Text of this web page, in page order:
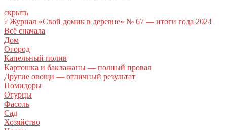
скрыть
? Журнал «Свой домик в деревне» № 67 — итоги года 2024
Всё сначала
Дом
Огород
Капельный полив
Картошка и баклажаны — полный провал
Другие овощи — отличный результат
Помидоры
Огурцы
Фасоль
Сад
Хозяйство